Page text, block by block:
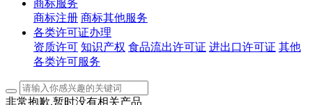
商标服务
商标注册 商标其他服务
各类许可证办理
资质许可 知识产权 食品流出许可证 进出口许可证 其他
各类许可服务
非常抱歉,暂时没有相关产品